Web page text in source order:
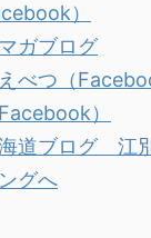
）
ガブログ
べつ（
）
道ブログ 江
グへ